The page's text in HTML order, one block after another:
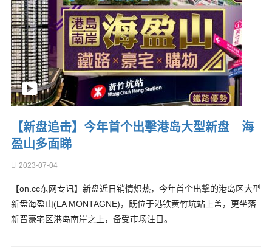
【新盘追击】今年首个出撃港岛大型新盘 海
盈山多面睇
2023-07-04
【on.cc东网专讯】新盘近日销情炽热，今年首个出撃的港岛区大型
新盘海盈山(LA MONTAGNE)，既位于港铁黄竹坑站上盖，更坐落
新晋豪宅区港岛南岸之上，备受市场注目。